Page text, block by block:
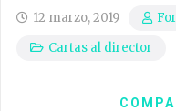
12 marzo, 2019
Cartas al director